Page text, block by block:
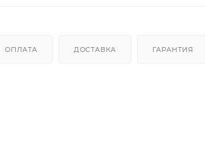
ОПЛАТА ДОСТАВКА ГАРАНТИЯ